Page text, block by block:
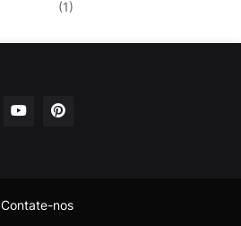
(1)
Contate-nos